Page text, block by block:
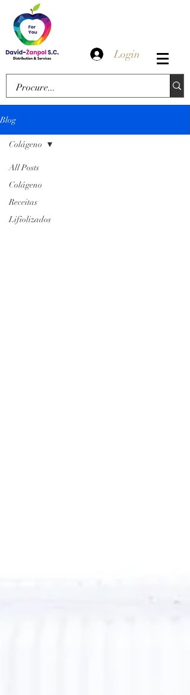
Login
Blog
All Posts
Colágeno
Receitas
Lifiolizados
Colágeno